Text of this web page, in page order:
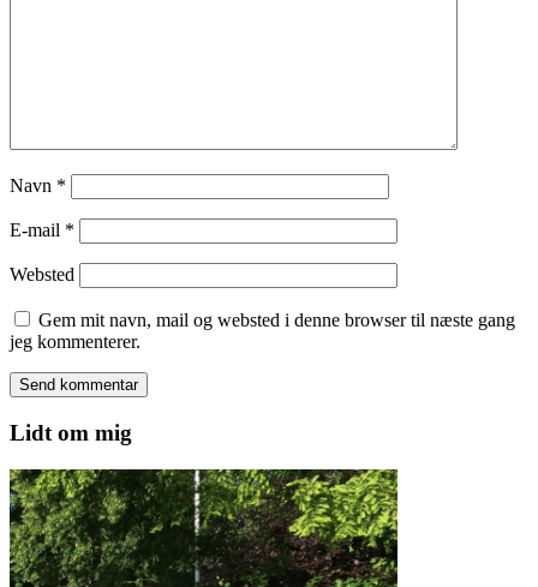
Navn *
E-mail *
Websted
Gem mit navn, mail og websted i denne browser til næste gang
jeg kommenterer.
Lidt om mig